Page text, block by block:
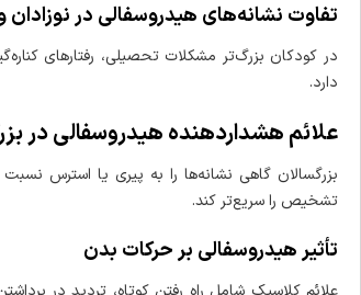
تفاوت نشانه‌های هیدروسفالی در نوزادان
در کودکان بزرگ‌تر مشکلات تحصیلی، رفتارهای
دارد.
علائم هشداردهنده هیدروسفالی در
بزرگسالان گاهی نشانه‌ها را به پیری یا استرس
تشخیص را سریع‌تر کند.
تأثیر هیدروسفالی بر حرکات بدن